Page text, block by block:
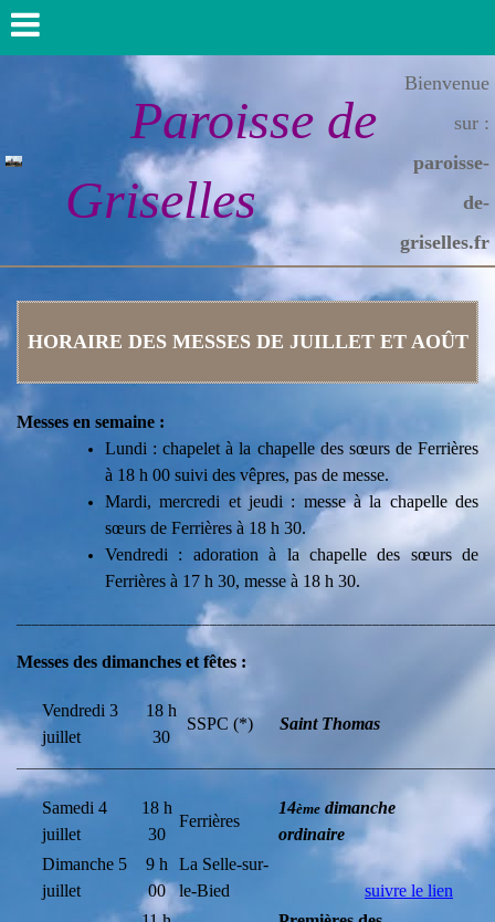
Paroisse de
Griselles
Bienvenue
sur :
paroisse-
de-
griselles.fr
HORAIRE DES MESSES DE JUILLET ET AOÛT
Messes en semaine :
Lundi :chapeletà la chapelle des sœurs de Ferrières
à 18 h 00 suivi des vêpres, pas de messe.
Mardi, mercredi et jeudi : messe à la chapelle des
sœurs de Ferrières à 18 h 30.
Vendredi : adoration à la chapelle des sœurs de
Ferrières à 17 h 30, messe à 18 h 30.
Messes des dimanches et fêtes :
Vendredi 3
juillet
18 h
30
SSPC (*) Saint Thomas
Samedi 4
juillet
18 h
30
Ferrières
14ème dimanche
ordinaire
Dimanche 5
juillet
9 h
00
La Selle-sur-
le-Bied
suivre le lien